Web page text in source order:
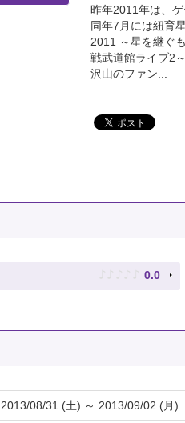
昨年2011年は、
同年7月には紐育
2011 ～星を継ぐ
戦武道館ライブ2
沢山のファン...
♪ ♪ ♪ ♪ ♪ 0.0
2013/08/31 (土) ～ 2013/09/02 (月)